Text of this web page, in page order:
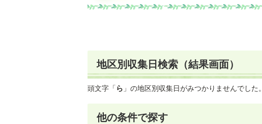
地区別収集日検索 （結果画面）
頭文字「ら 」の地区別収集日がみつかりませんでした。
他の条件で探す